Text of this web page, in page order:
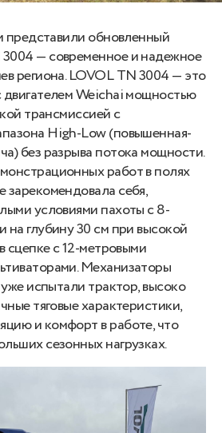
представили обновленный
— современное и надежное
региона. LOVOL TN 3004 — это
двигателем Weichai мощностью
трансмиссией с
High-Low (повышенная-
без разрыва потока мощности.
работ в полях
себя,
условиями пахоты с 8-
на глубину 30 см при высокой
сцепке с 12-метровыми
Механизаторы
испытали трактор, высоко
тяговые характеристики,
и комфорт в работе, что
сезонных нагрузках.